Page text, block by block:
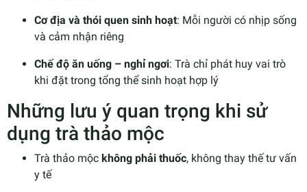
Cơ địa và thói quen sinh hoạt: Mỗi người có nhịp sống
và cảm nhận riêng
Chế độ ăn uống – nghỉ ngơi: Trà chỉ phát huy vai trò
khi đặt trong tổng thể sinh hoạt hợp lý
Những lưu ý quan trọng khi sử
dụng trà thảo mộc
Trà thảo mộc không phải thuốc, không thay thế tư vấn
y tế